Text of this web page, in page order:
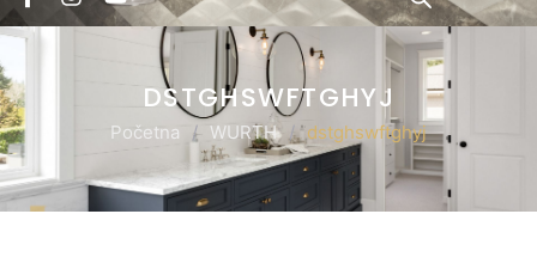
DSTGHSWFTGHYJ
Početna / WURTH / dstghswftghyj